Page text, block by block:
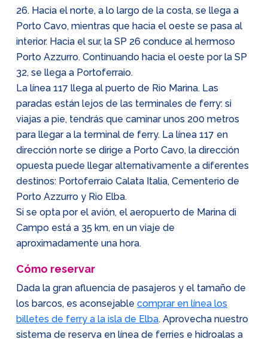
26. Hacia el norte, a lo largo de la costa, se llega a
Porto Cavo, mientras que hacia el oeste se pasa al
interior. Hacia el sur, la SP 26 conduce al hermoso
Porto Azzurro. Continuando hacia el oeste por la SP
32, se llega a Portoferraio.
La línea 117 llega al puerto de Rio Marina. Las
paradas están lejos de las terminales de ferry: si
viajas a pie, tendrás que caminar unos 200 metros
para llegar a la terminal de ferry. La línea 117 en
dirección norte se dirige a Porto Cavo, la dirección
opuesta puede llegar alternativamente a diferentes
destinos: Portoferraio Calata Italia, Cementerio de
Porto Azzurro y Rio Elba.
Si se opta por el avión, el aeropuerto de Marina di
Campo está a 35 km, en un viaje de
aproximadamente una hora.
Cómo reservar
Dada la gran afluencia de pasajeros y el tamaño de
los barcos, es aconsejable comprar en línea los
billetes de ferry a la isla de Elba. Aprovecha nuestro
sistema de reserva en línea de ferries e hidroalas a